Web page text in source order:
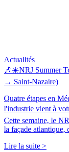
Actualités
🎶☀️NRJ Summer
→ Saint-Nazaire)
Quatre étapes en
l'industrie vient à
Cette semaine, le
la façade atlantique,
Lire la suite >